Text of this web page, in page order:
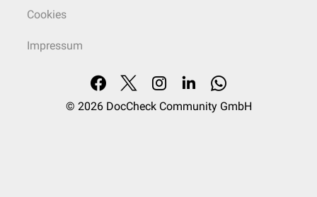
Cookies
Impressum
© 2026 DocCheck Community GmbH